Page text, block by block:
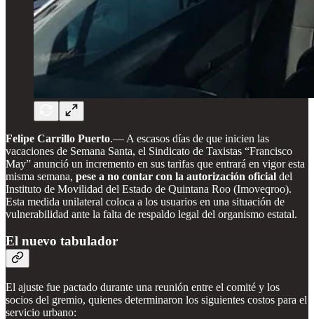
Felipe Carrillo Puerto.— A escasos días de que inicien las
vacaciones de Semana Santa, el Sindicato de Taxistas “Francisco
May” anunció un incremento en sus tarifas que entrará en vigor esta
misma semana, pese a no contar con la autorización oficial del
Instituto de Movilidad del Estado de Quintana Roo (Imoveqroo).
Esta medida unilateral coloca a los usuarios en una situación de
vulnerabilidad ante la falta de respaldo legal del organismo estatal.
El nuevo tabulador
El ajuste fue pactado durante una reunión entre el comité y los
socios del gremio, quienes determinaron los siguientes costos para el
servicio urbano: